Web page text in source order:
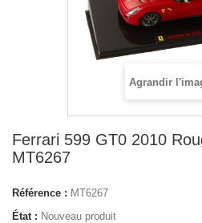
Agrandir
Ferrari 599 GT0 2010
MT6267
Référence : MT6267
État : Nouveau produit